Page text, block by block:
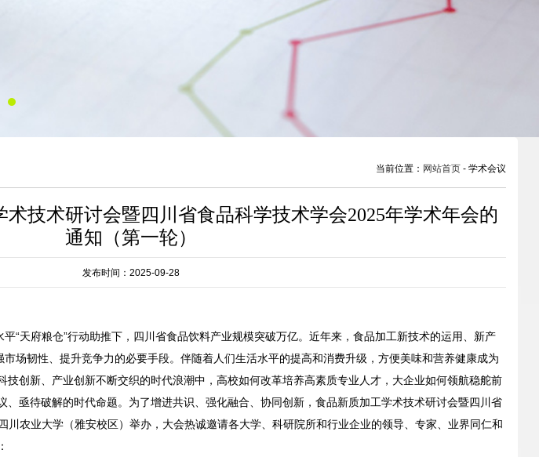
当前位置： 网站首页 - 学术会议
技术研讨会暨四川省食品科学技术学会2025年学术年会的
通知（第一轮）
发布时间：2025-09-28
“天府粮仓”行动助推下，四川省食品饮料产业规模突破万亿。近年来，食品加工新技术的运用、新产
场韧性、提升竞争力的必要手段。伴随着人们生活水平的提高和消费升级，方便美味和营养健康成为
创新、产业创新不断交织的时代浪潮中，高校如何改革培养高素质专业人才，大企业如何领航稳舵前
亟待破解的时代命题。为了增进共识、强化融合、协同创新，食品新质加工学术技术研讨会暨四川省
农业大学（雅安校区）举办，大会热诚邀请各大学、科研院所和行业企业的领导、专家、业界同仁和